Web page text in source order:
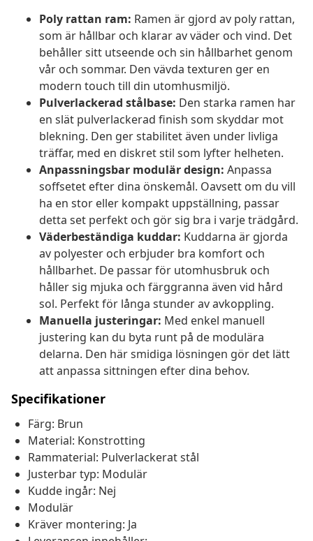
Poly rattan ram: Ramen är gjord av poly rattan,
som är hållbar och klarar av väder och vind. Det
behåller sitt utseende och sin hållbarhet genom
vår och sommar. Den vävda texturen ger en
modern touch till din utomhusmiljö.
Pulverlackerad stålbase: Den starka ramen har
en slät pulverlackerad finish som skyddar mot
blekning. Den ger stabilitet även under livliga
träffar, med en diskret stil som lyfter helheten.
Anpassningsbar modulär design: Anpassa
soffsetet efter dina önskemål. Oavsett om du vill
ha en stor eller kompakt uppställning, passar
detta set perfekt och gör sig bra i varje trädgård.
Väderbeständiga kuddar: Kuddarna är gjorda
av polyester och erbjuder bra komfort och
hållbarhet. De passar för utomhusbruk och
håller sig mjuka och färggranna även vid hård
sol. Perfekt för långa stunder av avkoppling.
Manuella justeringar: Med enkel manuell
justering kan du byta runt på de modulära
delarna. Den här smidiga lösningen gör det lätt
att anpassa sittningen efter dina behov.
Specifikationer
Färg: Brun
Material: Konstrotting
Rammaterial: Pulverlackerat stål
Justerbar typ: Modulär
Kudde ingår: Nej
Modulär
Kräver montering: Ja